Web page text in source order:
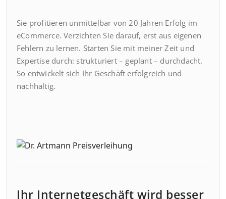
Sie profitieren unmittelbar von 20 Jahren Erfolg im
eCommerce. Verzichten Sie darauf, erst aus eigenen
Fehlern zu lernen. Starten Sie mit meiner Zeit und
Expertise durch: strukturiert – geplant – durchdacht.
So entwickelt sich Ihr Geschäft erfolgreich und
nachhaltig.
Ihr Internetgeschäft wird besser